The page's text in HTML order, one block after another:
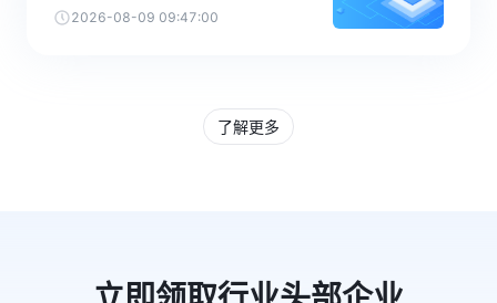
2026-08-09 09:47:00
了解更多